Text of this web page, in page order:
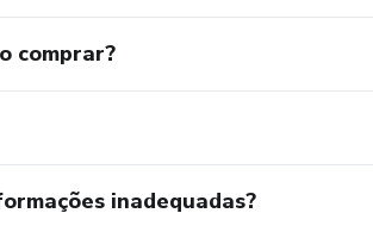
comprar?
inadequadas?